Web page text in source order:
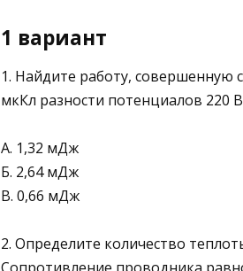
1 вариант
1. Найдите работу, совершенную
мкКл разности потен­циалов 220
А. 1,32 мДж
Б. 2,64 мДж
В. 0,66 мДж
2. Определите количество